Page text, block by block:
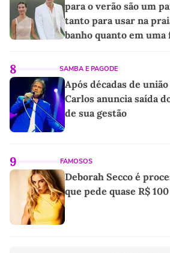
para o verão são um
tanto para usar na
banho quanto em
8 SAMBA E PAGODE
Após décadas de
Carlos anuncia saída
de sua gestão
9 FAMOSOS
Deborah Secco é
que pede quase R$